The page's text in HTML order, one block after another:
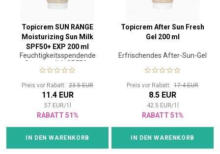
Topicrem SUN RANGE
Moisturizing Sun Milk
SPF50+ EXP 200 ml
Feuchtigkeitsspendende
Sonnenmilch SPF50+
Preis vor Rabatt: 23.5 EUR
11.4 EUR
57 EUR/1
RABATT 51%
IN DEN WARENKORB
Topicrem After Sun Fresh
Gel 200 ml
Erfrischendes After-Sun-Gel
Preis vor Rabatt: 17.4 EUR
8.5 EUR
42.5 EUR/1
RABATT 51%
IN DEN WARENKORB